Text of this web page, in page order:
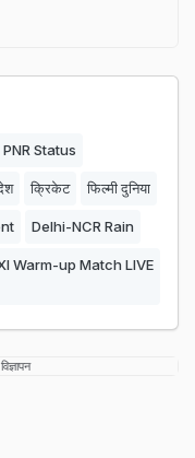
PNR Status
क्रिकेट फिल्मी दुनिया
Delhi-NCR Rain
Warm-up Match LIVE
विज्ञापन